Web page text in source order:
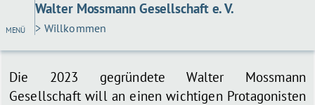
MENÜ
Walter Mossmann Gesellschaft e. V.
> Willkommen
Die 2023 gegründete Walter Mossmann
Gesellschaft will an einen wichtigen Protagonisten